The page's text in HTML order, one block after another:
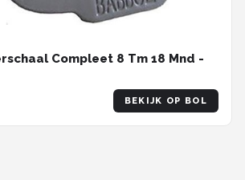
Compleet 8 Tm 18 Mnd -
BEKIJK OP BOL